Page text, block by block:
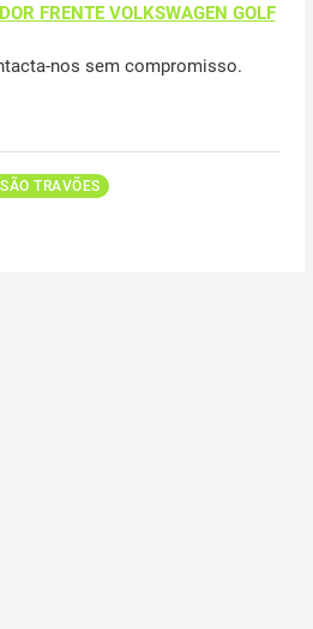
FRENTE VOLKSWAGEN GOLF
nos sem compromisso.
TRAVÕES